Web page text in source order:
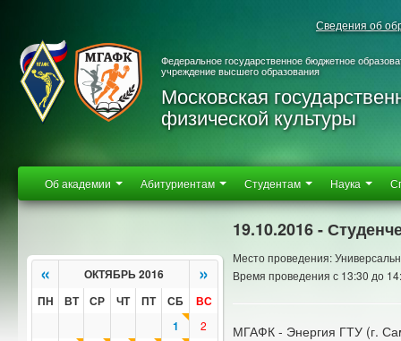
Сведения об
Федеральное государственное бюджетное
учреждение высшего образования
Московская
физической культуры
Об академии Абитуриентам Студентам Наука
« ОКТЯБРЬ 2016 »
ПН ВТ СР ЧТ ПТ СБ
ВС
1
2
19.10.2016 -
Место проведения:
Время проведения с 13:30 до
МГАФК - Энергия ГТУ (г.